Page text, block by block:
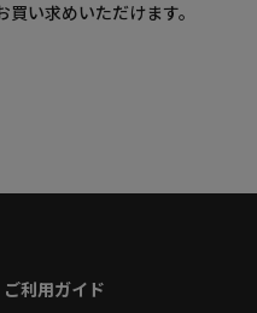
買い求めいただけます。
ご利用ガイド